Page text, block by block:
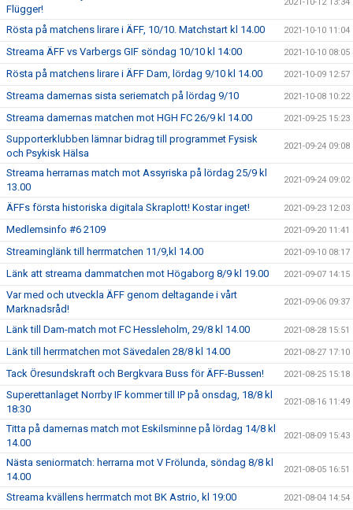
Flügger!
Rösta på matchens lirare i ÄFF, 10/10. Matchstart kl 14.00 2021-10-10 11:04
Streama ÄFF vs Varbergs GIF söndag 10/10 kl 14:00 2021-10-10 08:05
Rösta på matchens lirare i ÄFF Dam, lördag 9/10 kl 14.00 2021-10-09 12:57
Streama damernas sista seriematch på lördag 9/10 2021-10-08 10:22
Streama damernas matchen mot HGH FC 26/9 kl 14.00 2021-09-25 15:23
Supporterklubben lämnar bidrag till programmet Fysisk
och Psykisk Hälsa
2021-09-24 09:08
Streama herrarnas match mot Assyriska på lördag 25/9 kl
13.00
2021-09-24 09:02
ÄFFs första historiska digitala Skraplott! Kostar inget! 2021-09-23 12:03
Medlemsinfo #6 2109 2021-09-20 11:41
Streaminglänk till herrmatchen 11/9,kl 14.00 2021-09-10 08:17
Länk att streama dammatchen mot Högaborg 8/9 kl 19.00 2021-09-07 14:15
Var med och utveckla ÄFF genom deltagande i vårt
Marknadsråd!
2021-09-06 09:37
Länk till Dam-match mot FC Hessleholm, 29/8 kl 14.00 2021-08-28 15:51
Länk till herrmatchen mot Sävedalen 28/8 kl 14.00 2021-08-27 17:10
Tack Öresundskraft och Bergkvara Buss för ÄFF-Bussen! 2021-08-25 15:18
Superettanlaget Norrby IF kommer till IP på onsdag, 18/8 kl
18:30
2021-08-16 11:49
Titta på damernas match mot Eskilsminne på lördag 14/8 kl
14.00
2021-08-09 15:43
Nästa seniormatch: herrarna mot V Frölunda, söndag 8/8 kl
14.00
2021-08-05 16:51
Streama kvällens herrmatch mot BK Astrio, kl 19:00 2021-08-04 14:54